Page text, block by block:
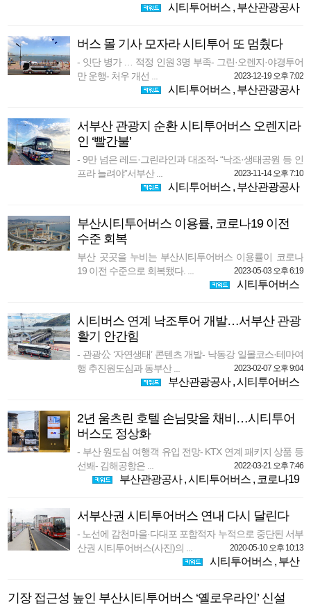
시티투어버스, 부산관광공사
버스 몰 기사 모자라 시티투어 또 멈췄다
- 잇단 병가 … 적정 인원 3명 부족- 그린·오렌지·야경투어
만 운행- 처우 개선 ...
2023-12-19 오후 7:02
시티투어버스, 부산관광공사
서부산 관광지 순환 시티투어버스 오렌지라
인 ‘빨간불’
- 9만 넘은 레드·그린라인과 대조적- “낙조·생태공원 등 인
프라 늘려야”서부산 ...
2023-11-14 오후 7:10
시티투어버스, 부산관광공사
부산시티투어버스 이용률, 코로나19 이전
수준 회복
부산 곳곳을 누비는 부산시티투어버스 이용률이 코로나
19 이전 수준으로 회복됐다. ...
2023-05-03 오후 6:19
시티투어버스
시티버스 연계 낙조투어 개발…서부산 관광
활기 안간힘
- 관광公 ‘자연생태’ 콘텐츠 개발- 낙동강 일몰코스·테마여
행 추진원도심과 동부산 ...
2023-02-07 오후 9:04
부산관광공사,시티투어버스
2년 움츠린 호텔 손님맞을 채비…시티투어
버스도 정상화
- 부산 원도심 여행객 유입 전망- KTX 연계 패키지 상품 등
선봬- 김해공항은 ...
2022-03-21 오후 7:46
부산관광공사,시티투어버스, 코로나19
서부산권 시티투어버스 연내 다시 달린다
- 노선에 감천마을·다대포 포함적자 누적으로 중단된 서부
산권 시티투어버스(사진)의 ...
2020-05-10 오후 10:13
시티투어버스, 부산
기장 접근성 높인 부산시티투어버스 ‘옐로우라인’ 신설